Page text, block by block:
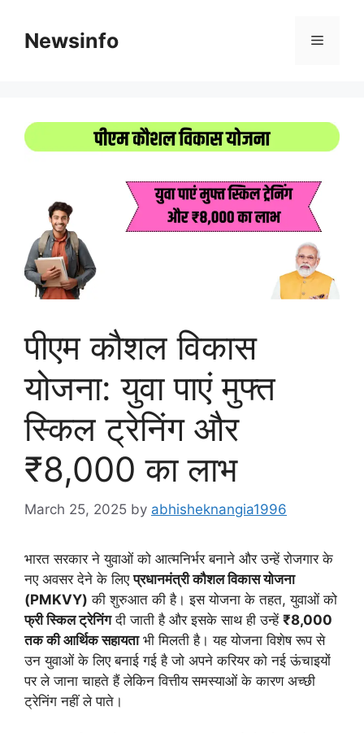
contentNewsinfo Menu
पीएम कौशल विकास
योजना: युवा पाएं मुफ्त
स्किल ट्रेनिंग और
₹8,000 का लाभ
March 25, 2025 by abhisheknangia1996
भारत सरकार ने युवाओं को आत्मनिर्भर बनाने और उन्हें रोजगार के
नए अवसर देने के लिएप्रधानमंत्री कौशल विकास योजना
(PMKVY) की शुरुआत की है। इस योजना के तहत, युवाओं को
फ्री स्किल ट्रेनिंगदी जाती है और इसके साथ ही उन्हें ₹8,000
तक की आर्थिक सहायताभी मिलती है। यह योजना विशेष रूप से
उन युवाओं के लिए बनाई गई है जो अपने करियर को नई ऊंचाइयों
पर ले जाना चाहते हैं लेकिन वित्तीय समस्याओं के कारण अच्छी
ट्रेनिंग नहीं ले पाते।